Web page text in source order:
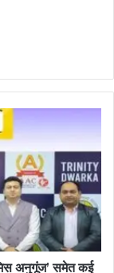
मिस अनुगूंज’ समेत कई